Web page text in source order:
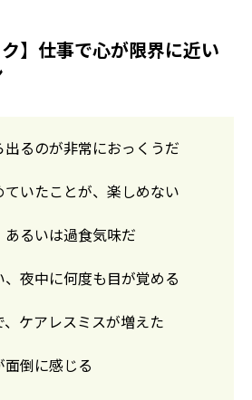
ク】仕事で心が限界に近い
出るのが非常におっくうだ
ていたことが、楽しめない
あるいは過食気味だ
、夜中に何度も目が覚める
、ケアレスミスが増えた
面倒に感じる